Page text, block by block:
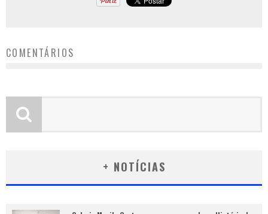
COMENTÁRIOS
+ NOTÍCIAS